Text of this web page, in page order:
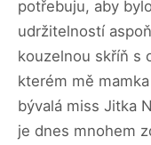
potřebuju, aby
udržitelností
kouzelnou skříň s
kterém mě
bývalá miss Jitka
je dnes mnohem